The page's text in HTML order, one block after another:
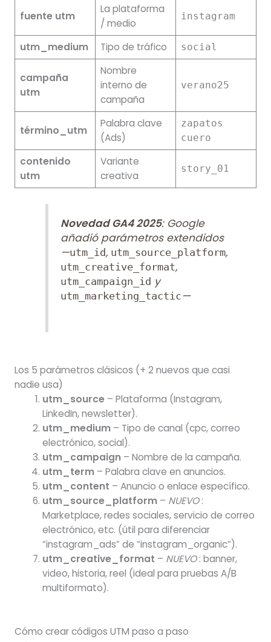
fuente utm
La plataforma
/ medio
instagram
utm_medium Tipo de tráfico social
campaña
utm
Nombre
interno de
campaña
verano25
término_utm
Palabra clave
(Ads)
zapatos
cuero
contenido
utm
Variante
creativa
story_01
Novedad GA4 2025: Google
añadió parámetros extendidos
—utm_id, utm_source_platform,
utm_creative_format,
utm_campaign_id y
utm_marketing_tactic —
Los 5 parámetros clásicos (+ 2 nuevos que casi
nadie usa)
utm_source – Plataforma (Instagram,
LinkedIn, newsletter).
utm_medium – Tipo de canal (cpc, correo
electrónico, social).
utm_campaign – Nombre de la campaña.
utm_term – Palabra clave en anuncios.
utm_content – Anuncio o enlace específico.
utm_source_platform – NUEVO:
Marketplace, redes sociales, servicio de correo
electrónico, etc. (útil para diferenciar
“instagram_ads” de “instagram_organic”).
utm_creative_format – NUEVO: banner,
video, historia, reel (ideal para pruebas A/B
multiformato).
Cómo crear códigos UTM paso a paso